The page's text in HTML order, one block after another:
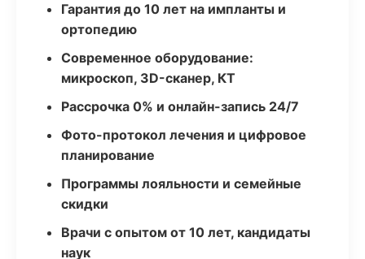
Гарантия до 10 лет на импланты и
ортопедию
Современное оборудование:
микроскоп, 3D-сканер, КТ
Рассрочка 0% и онлайн-запись 24/7
Фото-протокол лечения и цифровое
планирование
Программы лояльности и семейные
скидки
Врачи с опытом от 10 лет, кандидаты
наук